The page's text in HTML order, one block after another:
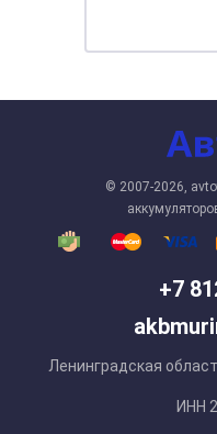
+7
Ленинградская
ИНН
© 2007-2026,